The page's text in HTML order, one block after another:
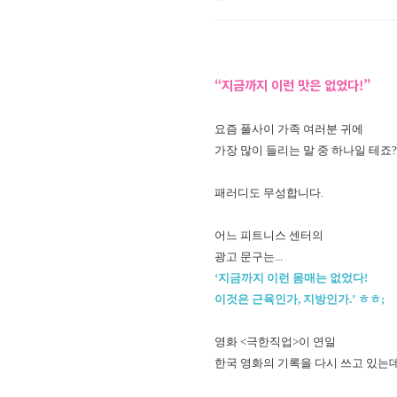
“지금까지 이런 맛은 없었다!”
요즘 풀사이 가족 여러분 귀에
가장 많이 들리는 말 중 하나일 테죠
패러디도 무성합니다.
어느 피트니스 센터의
광고 문구는...
‘지금까지 이런 몸매는 없었다!
이것은 근육인가, 지방인가.’ ㅎㅎ;
영화 <극한직업>이 연일
한국 영화의 기록을 다시 쓰고 있는